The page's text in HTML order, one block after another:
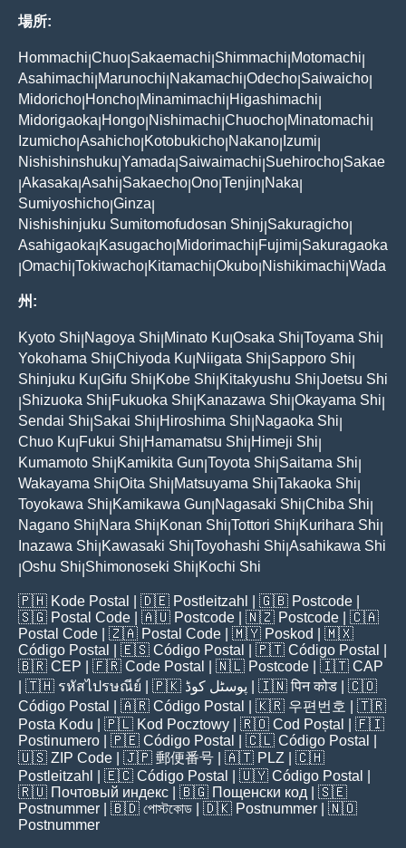
場所:
Hommachi Chuo Sakaemachi Shimmachi Motomachi
Asahimachi Marunochi Nakamachi Odecho Saiwaicho
Midoricho Honcho Minamimachi Higashimachi
Midorigaoka Hongo Nishimachi Chuocho Minatomachi
Izumicho Asahicho Kotobukicho Nakano Izumi
Nishishinshuku Yamada Saiwaimachi Suehirocho Sakae
Akasaka Asahi Sakaecho Ono Tenjin Naka
Sumiyoshicho Ginza
Nishishinjuku Sumitomofudosan Shinj Sakuragicho
Asahigaoka Kasugacho Midorimachi Fujimi Sakuragaoka
Omachi Tokiwacho Kitamachi Okubo Nishikimachi Wada
州:
Kyoto Shi Nagoya Shi Minato Ku Osaka Shi Toyama Shi
Yokohama Shi Chiyoda Ku Niigata Shi Sapporo Shi
Shinjuku Ku Gifu Shi Kobe Shi Kitakyushu Shi Joetsu Shi
Shizuoka Shi Fukuoka Shi Kanazawa Shi Okayama Shi
Sendai Shi Sakai Shi Hiroshima Shi Nagaoka Shi
Chuo Ku Fukui Shi Hamamatsu Shi Himeji Shi
Kumamoto Shi Kamikita Gun Toyota Shi Saitama Shi
Wakayama Shi Oita Shi Matsuyama Shi Takaoka Shi
Toyokawa Shi Kamikawa Gun Nagasaki Shi Chiba Shi
Nagano Shi Nara Shi Konan Shi Tottori Shi Kurihara Shi
Inazawa Shi Kawasaki Shi Toyohashi Shi Asahikawa Shi
Oshu Shi Shimonoseki Shi Kochi Shi
🇵🇭 Kode Postal | 🇩🇪 Postleitzahl | 🇬🇧 Postcode
🇸🇬 Postal Code | 🇦🇺 Postcode | 🇳🇿 Postcode | 🇨🇦
Postal Code | 🇿🇦 Postal Code | 🇲🇾 Poskod
| 🇲🇽
Código Postal
| 🇪🇸 Código Postal | 🇵🇹 Código Postal
🇧🇷 CEP | 🇫🇷 Code Postal | 🇳🇱 Postcode | 🇮🇹 CAP
| 🇹🇭 รหัสไปรษณีย์ | 🇵🇰 پوسٹل کوڈ | 🇮🇳पिन कोड | 🇨🇴
Código Postal
| 🇦🇷 Código Postal | 🇰🇷 우편번호
| 🇹🇷
Posta Kodu | 🇵🇱 Kod Pocztowy | 🇷🇴 Cod Poștal
| 🇫🇮
Postinumero | 🇵🇪 Código Postal | 🇨🇱 Código Postal
🇺🇸 ZIP Code | 🇯🇵 郵便番号 | 🇦🇹 PLZ | 🇨🇭
Postleitzahl
| 🇪🇨 Código Postal | 🇺🇾 Código Postal
🇷🇺 Почтовый индекс | 🇧🇬 Пощенски код | 🇸🇪
Postnummer | 🇧🇩 পোস্টকোড | 🇩🇰 Postnummer | 🇳🇴
Postnummer